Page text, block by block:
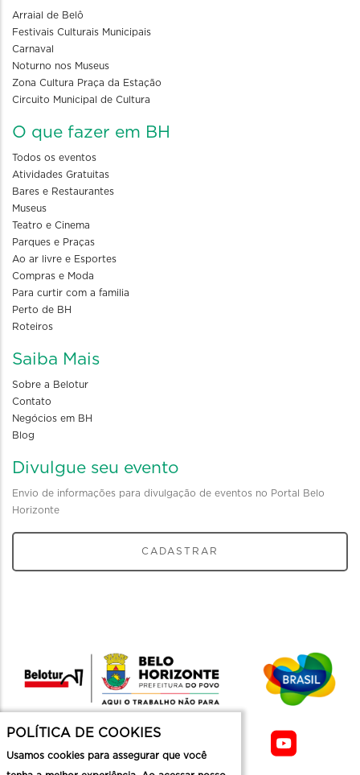
Arraial de Belô
Festivais Culturais Municipais
Carnaval
Noturno nos Museus
Zona Cultura Praça da Estação
Circuito Municipal de Cultura
O que fazer em BH
Todos os eventos
Atividades Gratuitas
Bares e Restaurantes
Museus
Teatro e Cinema
Parques e Praças
Ao ar livre e Esportes
Compras e Moda
Para curtir com a familia
Perto de BH
Roteiros
Saiba Mais
Sobre a Belotur
Contato
Negócios em BH
Blog
Divulgue seu evento
Envio de informações para divulgação de eventos no Portal Belo
Horizonte
CADASTRAR
POLÍTICA DE COOKIES
Usamos cookies para assegurar que você